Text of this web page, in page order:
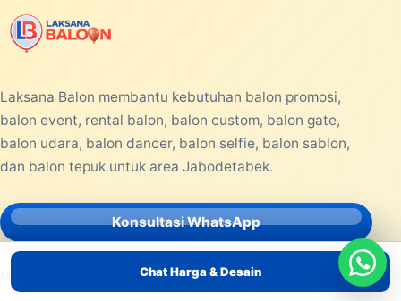
Chat Harga & Desain
Laksana Balon membantu kebutuhan balon promosi,
balon event, rental balon, balon custom, balon gate,
balon udara, balon dancer, balon selfie, balon sablon,
dan balon tepuk untuk area Jabodetabek.
Konsultasi WhatsApp